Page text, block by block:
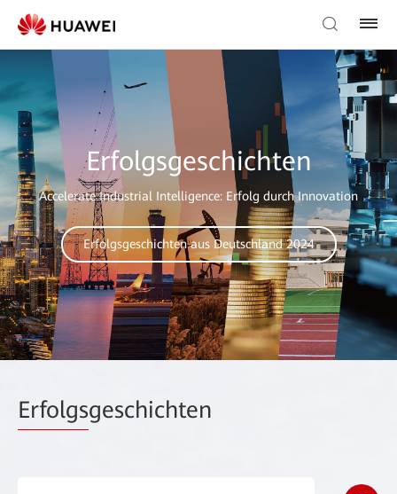
Erfolgsgeschichten
Accelerate Industrial Intelligence: Erfolg durch Innovation
Erfolgsgeschichten aus Deutschland 2024
Erfolgsgeschichten